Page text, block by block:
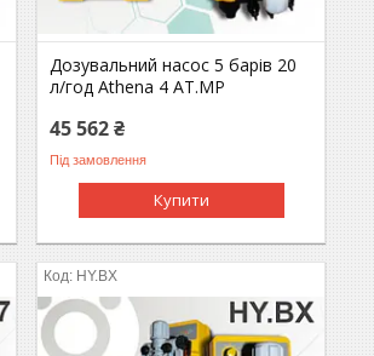
Дозувальний насос 5 барів 20
л/год Athena 4 AT.MP
45 562 ₴
Під замовлення
Купити
HY.BX